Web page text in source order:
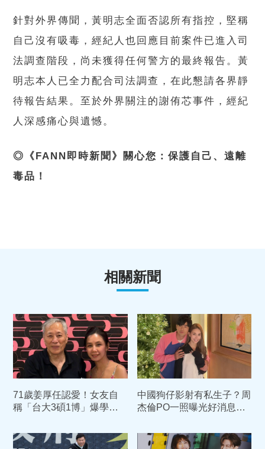
針對外界傳聞，黃明志全面否認所有指控，堅稱
自己沒有吸毒，經紀人也回應目前案件已進入司
法調查階段，尚未獲得任何警方的最終報告。黃
明志本人已全力配合司法調查，在此懇請各界靜
待報告結果。至於外界關注的謝侑芯事件，經紀
人深感痛心與遺憾。
◎《FANN即時新聞》關心您：保護自己、遠離
毒品！
相關新聞
71歲姜厚任認愛！女友自
稱「台大3碩1博」爆學歷
中國狗仔影射有私生子？周
杰倫PO一照曝光好消息